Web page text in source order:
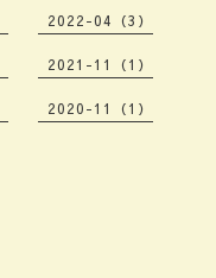
2022-04（3）
2021-11（1）
2020-11（1）